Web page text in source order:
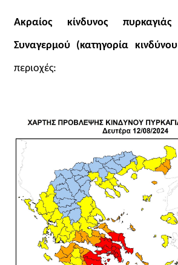
Ακραίος κίνδυνος
Συναγερμού (κατηγορία
περιοχές: